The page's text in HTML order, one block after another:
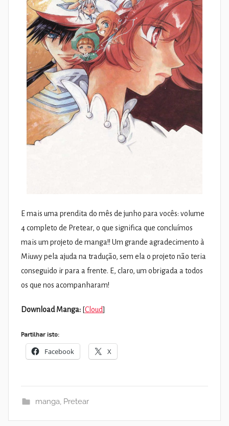
E mais uma prendita do mês de junho para vocês: volume
4 completo de Pretear, o que significa que concluímos
mais um projeto de manga!! Um grande agradecimento à
Miuwy pela ajuda na tradução, sem ela o projeto não teria
conseguido ir para a frente. E, claro, um obrigada a todos
os que nos acompanharam!
Download Manga: [Cloud]
Partilhar isto:
Facebook X
manga, Pretear